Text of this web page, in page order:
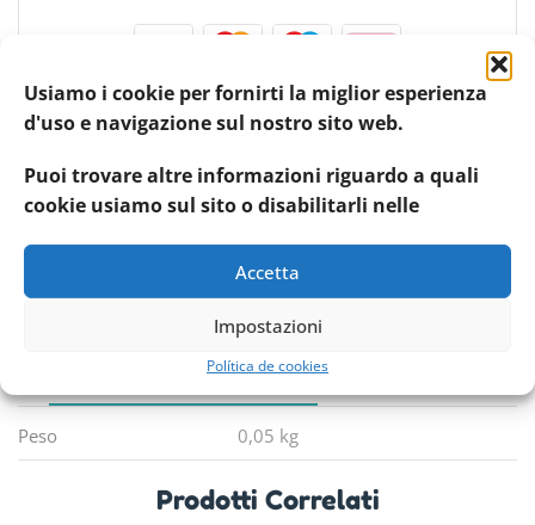
Usiamo i cookie per fornirti la miglior esperienza
d'uso e navigazione sul nostro sito web.
Puoi trovare altre informazioni riguardo a quali
cookie usiamo sul sito o disabilitarli nelle
Accetta
Impostazioni
Política de cookies
Il tuo pagamento èsicuro al 100%
Codice articolo: 20954
Categoria:Gimborn
Etichetta:Gimborn
INFORMAZIONI AGGIUNTIVE
Peso 0,05 kg
Prodotti Correlati